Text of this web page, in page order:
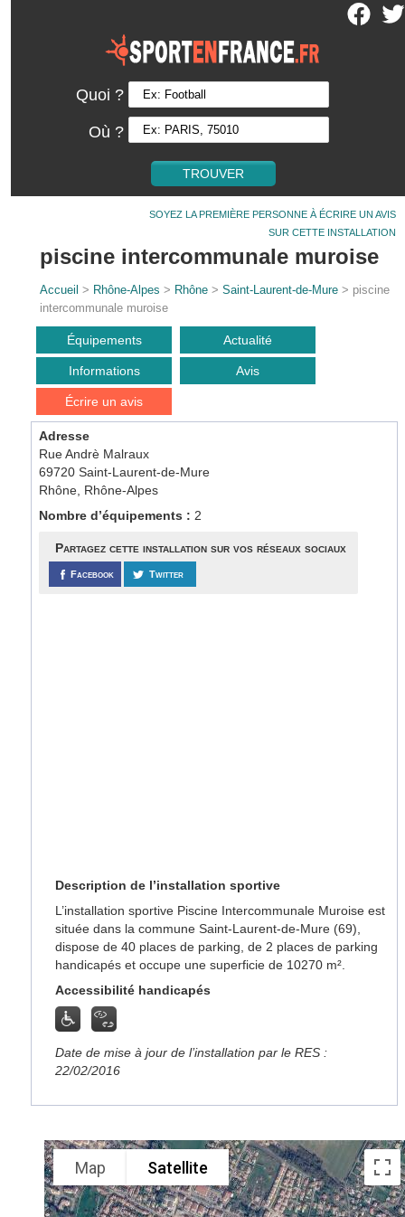
Quoi ?
Où ?
SOYEZ LA PREMIÈRE PERSONNE À ÉCRIRE UN AVIS
SUR CETTE INSTALLATION
piscine intercommunale muroise
Accueil > Rhône-Alpes > Rhône >Saint-Laurent-de-Mure > piscine
intercommunale muroise
Équipements Actualité
Informations Avis
Écrire un avis
Adresse
Rue Andrè Malraux
69720 Saint-Laurent-de-Mure
Rhône, Rhône-Alpes
Nombre d’équipements : 2
Partagez cette installation sur vos réseaux sociaux
Facebook Twitter
Description de l’installation sportive
L’installation sportive Piscine Intercommunale Muroise est
située dans la commune Saint-Laurent-de-Mure (69),
dispose de 40 places de parking, de 2 places de parking
handicapés et occupe une superficie de 10270 m².
Accessibilité handicapés
Date de mise à jour de l’installation par le RES :
22/02/2016
Map Satellite